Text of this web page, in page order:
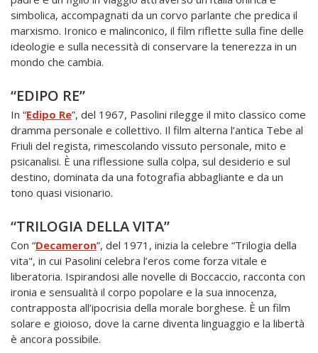
simbolica, accompagnati da un corvo parlante che predica il
marxismo. Ironico e malinconico, il film riflette sulla fine delle
ideologie e sulla necessità di conservare la tenerezza in un
mondo che cambia.
“EDIPO RE”
In “Edipo Re”, del 1967, Pasolini rilegge il mito classico come
dramma personale e collettivo. Il film alterna l’antica Tebe al
Friuli del regista, rimescolando vissuto personale, mito e
psicanalisi. È una riflessione sulla colpa, sul desiderio e sul
destino, dominata da una fotografia abbagliante e da un
tono quasi visionario.
“TRILOGIA DELLA VITA”
Con “Decameron”, del 1971, inizia la celebre “Trilogia della
vita", in cui Pasolini celebra l’eros come forza vitale e
liberatoria. Ispirandosi alle novelle di Boccaccio, racconta con
ironia e sensualità il corpo popolare e la sua innocenza,
contrapposta all’ipocrisia della morale borghese. È un film
solare e gioioso, dove la carne diventa linguaggio e la libertà
è ancora possibile.